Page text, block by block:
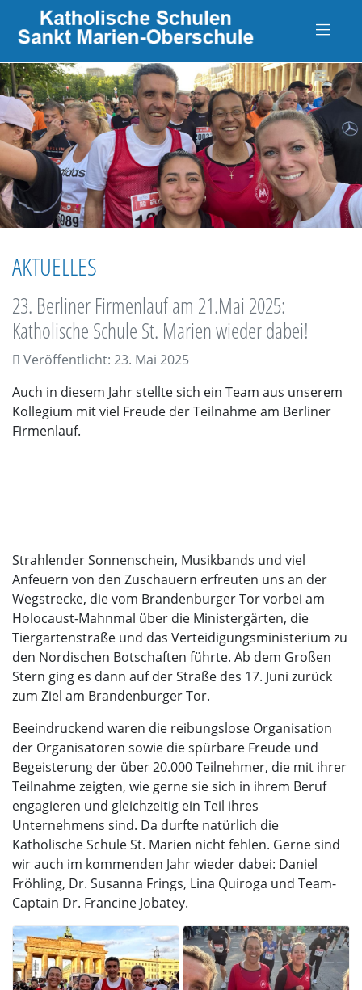
AKTUELLES
23. Berliner Firmenlauf am 21.Mai 2025:
Katholische Schule St. Marien wieder dabei!
Veröffentlicht: 23. Mai 2025
Auch in diesem Jahr stellte sich ein Team aus unserem
Kollegium mit viel Freude der Teilnahme am Berliner
Firmenlauf.
Strahlender Sonnenschein, Musikbands und viel
Anfeuern von den Zuschauern erfreuten uns an der
Wegstrecke, die vom Brandenburger Tor vorbei am
Holocaust-Mahnmal über die Ministergärten, die
Tiergartenstraße und das Verteidigungsministerium zu
den Nordischen Botschaften führte. Ab dem Großen
Stern ging es dann auf der Straße des 17. Juni zurück
zum Ziel am Brandenburger Tor.
Beeindruckend waren die reibungslose Organisation
der Organisatoren sowie die spürbare Freude und
Begeisterung der über 20.000 Teilnehmer, die mit ihrer
Teilnahme zeigten, wie gerne sie sich in ihrem Beruf
engagieren und gleichzeitig ein Teil ihres
Unternehmens sind. Da durfte natürlich die
Katholische Schule St. Marien nicht fehlen. Gerne sind
wir auch im kommenden Jahr wieder dabei: Daniel
Fröhling, Dr. Susanna Frings, Lina Quiroga und Team-
Captain Dr. Francine Jobatey.